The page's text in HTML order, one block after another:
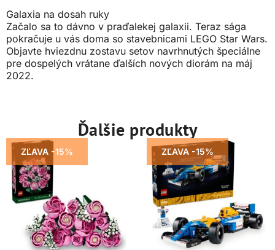
Galaxia na dosah ruky
Začalo sa to dávno v praďalekej galaxii. Teraz sága
pokračuje u vás doma so stavebnicami LEGO Star Wars.
Objavte hviezdnu zostavu setov navrhnutých špeciálne
pre dospelých vrátane ďalších nových diorám na máj
2022.
Ďalšie produkty
ZĽAVA -15% ZĽAVA -15%